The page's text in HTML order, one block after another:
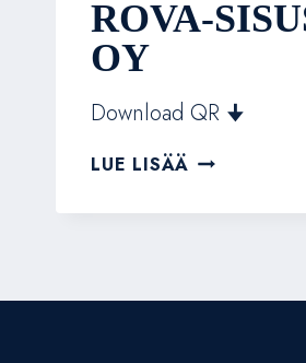
ROVA-
OY
Download QR 🠋
LUE LISÄÄ ROVA-